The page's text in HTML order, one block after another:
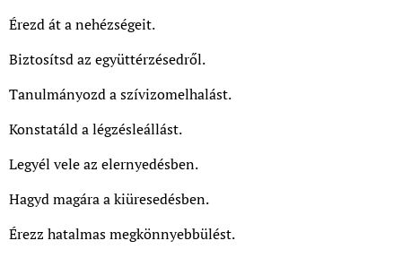
Érezd át a nehézségeit.
Biztosítsd az együttérzésedről.
Tanulmányozd a szívizomelhalást.
Konstatáld a légzésleállást.
Legyél vele az elernyedésben.
Hagyd magára a kiüresedésben.
Érezz hatalmas megkönnyebbülést.